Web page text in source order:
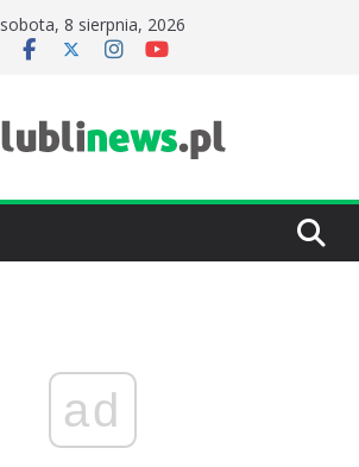
sobota, 8 sierpnia, 2026
ad